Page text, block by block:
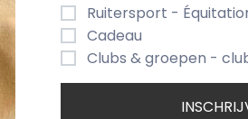
Categorie
Ruitersport -
Cadeau
Clubs & groepen -